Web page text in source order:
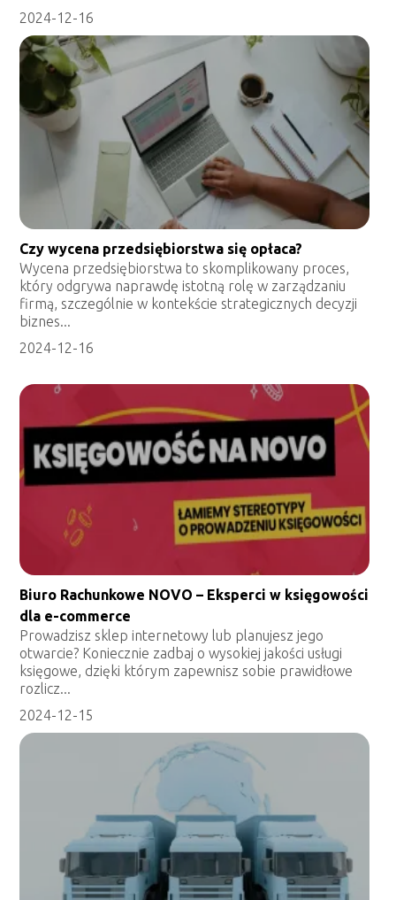
2024-12-16
Czy wycena przedsiębiorstwa się opłaca?
Wycena przedsiębiorstwa to skomplikowany proces,
który odgrywa naprawdę istotną rolę w zarządzaniu
firmą, szczególnie w kontekście strategicznych decyzji
biznes...
2024-12-16
Biuro Rachunkowe NOVO – Eksperci w księgowości
dla e-commerce
Prowadzisz sklep internetowy lub planujesz jego
otwarcie? Koniecznie zadbaj o wysokiej jakości usługi
księgowe, dzięki którym zapewnisz sobie prawidłowe
rozlicz...
2024-12-15